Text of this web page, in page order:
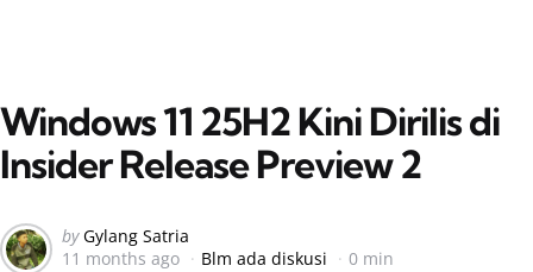
Windows 11 25H2 Kini Dirilis di
Insider Release Preview 2
Posted
by
by Gylang Satria
11 months ago
Blm ada diskusi 0 min